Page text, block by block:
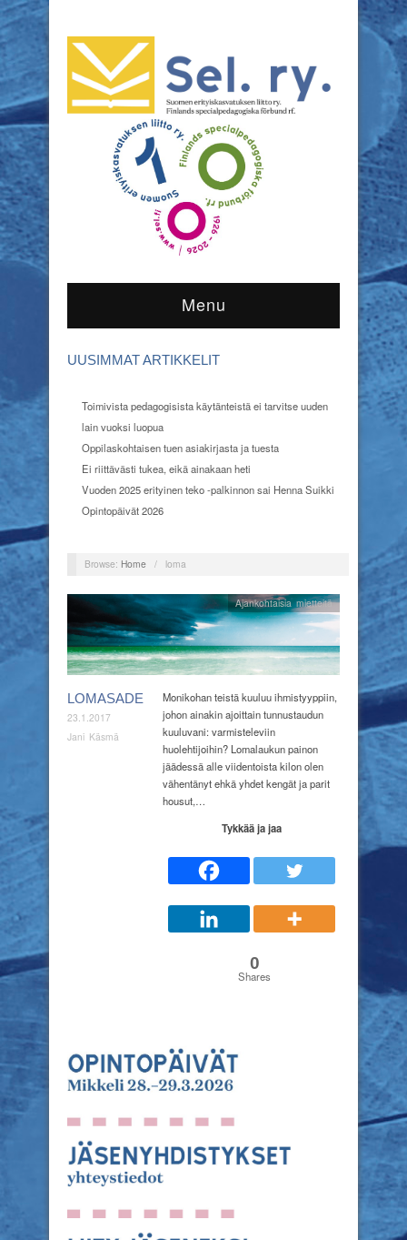
Menu
UUSIMMAT ARTIKKELIT
Toimivista pedagogisista käytänteistä ei tarvitse uuden
lain vuoksi luopua
Oppilaskohtaisen tuen asiakirjasta ja tuesta
Ei riittävästi tukea, eikä ainakaan heti
Vuoden 2025 erityinen teko -palkinnon sai Henna Suikki
Opintopäivät 2026
Browse: Home / loma
LOMASADE
23.1.2017
Jani Käsmä
Ajankohtaisia mietteitä
Monikohan teistä kuuluu ihmistyyppiin,
johon ainakin ajoittain tunnustaudun
kuuluvani: varmisteleviin
huolehtijoihin? Lomalaukun painon
jäädessä alle viidentoista kilon olen
vähentänyt ehkä yhdet kengät ja parit
housut,…
Tykkää ja jaa
0
Shares